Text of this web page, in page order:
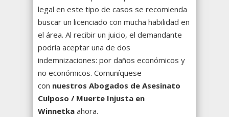
legal en este tipo de casos se recomienda
buscar un licenciado con mucha habilidad en
el área. Al recibir un juicio, el demandante
podría aceptar una de dos
indemnizaciones: por daños económicos y
no económicos. Comuníquese
con nuestros Abogados de Asesinato
Culposo / Muerte Injusta en
Winnetka ahora.